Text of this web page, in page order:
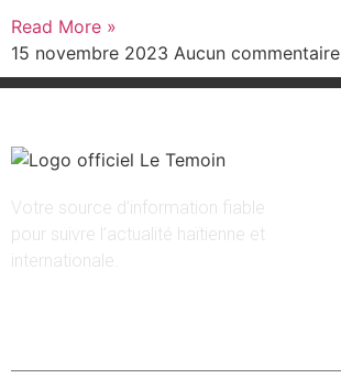
Read More »
15 novembre 2023 Aucun commentaire
Votre source d’information fiable
pour suivre l’actualité haïtienne et
internationale.